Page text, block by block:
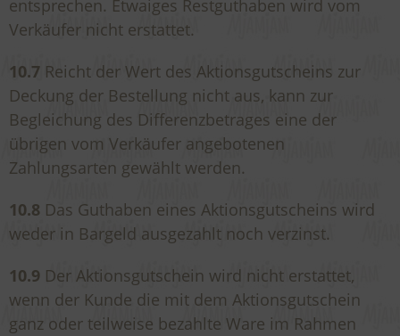
entsprechen. Etwaiges Restguthaben wird vom
Verkäufer nicht erstattet.
10.7 Reicht der Wert des Aktionsgutscheins zur
Deckung der Bestellung nicht aus, kann zur
Begleichung des Differenzbetrages eine der
übrigen vom Verkäufer angebotenen
Zahlungsarten gewählt werden.
10.8 Das Guthaben eines Aktionsgutscheins wird
weder in Bargeld ausgezahlt noch verzinst.
10.9 Der Aktionsgutschein wird nicht erstattet,
wenn der Kunde die mit dem Aktionsgutschein
ganz oder teilweise bezahlte Ware im Rahmen